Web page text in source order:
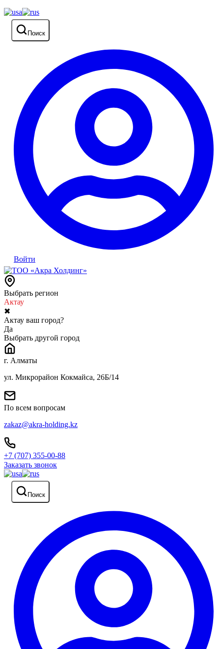
Поиск
Войти
Выбрать регион
Актау
✖
Актау ваш город?
Да
Выбрать другой город
г. Алматы
ул. Микрорайон Кокмайса, 26Б/14
По всем вопросам
zakaz@akra-holding.kz
+7 (707) 355-00-88
Заказать звонок
Поиск